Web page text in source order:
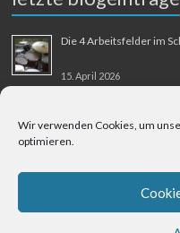
Wir verwenden Cookies, um
optimieren.
Die 4 Arbeitsfelder im
15. April 2026
31. August 2025
Berliner Flughafen